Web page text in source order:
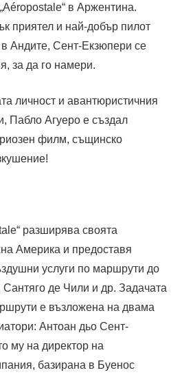
в Аржентина.
приятел и най-добър пилот
Андите, Сент-Екзюпери се
за да го намери.
личност и авантюристичния
Пабло Агуеро е създал
филм, същинско
разширява своята
Америка и предоставя
услуги по маршрути до
де Чили и др. Задачата
е възложена на двама
Антоан дьо Сент-
му на директор на
базирана в Буенос